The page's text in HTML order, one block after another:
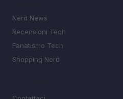
Nerd News
Recensioni Tech
Fanatismo Tech
Shopping Nerd